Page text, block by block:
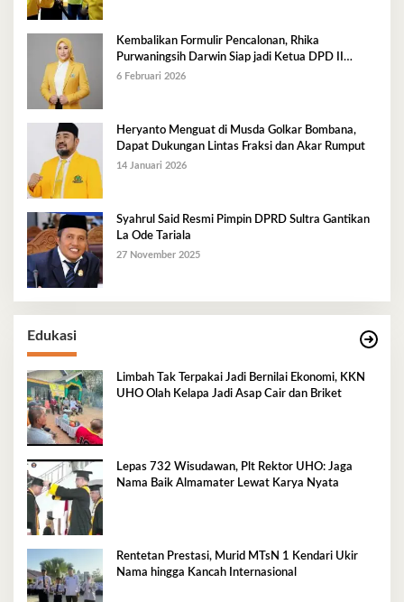
Kembalikan Formulir Pencalonan, Rhika
Purwaningsih Darwin Siap jadi Ketua DPD II
Golkar Mubar
6 Februari 2026
Heryanto Menguat di Musda Golkar Bombana,
Dapat Dukungan Lintas Fraksi dan Akar Rumput
14 Januari 2026
Syahrul Said Resmi Pimpin DPRD Sultra Gantikan
La Ode Tariala
27 November 2025
Edukasi
Limbah Tak Terpakai Jadi Bernilai Ekonomi, KKN
UHO Olah Kelapa Jadi Asap Cair dan Briket
Lepas 732 Wisudawan, Plt Rektor UHO: Jaga
Nama Baik Almamater Lewat Karya Nyata
Rentetan Prestasi, Murid MTsN 1 Kendari Ukir
Nama hingga Kancah Internasional